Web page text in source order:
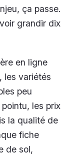
ça passe.
grandir dix
en ligne
les variétés
peu
les prix
la qualité de
fiche
de sol,